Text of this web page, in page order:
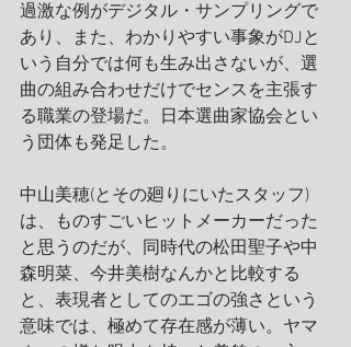
過激な例がデジタル・サンプリングで
あり、また、わかりやすい事象がDJと
いう自分では何も生み出さないが、選
曲の組み合わせだけでセンスを主張す
る職業の登場だ。日本選曲家協会とい
う団体も発足した。
中山美穂(とその廻りにいたスタッフ)
は、ものすごいヒットメーカーだった
と思うのだが、同時代の松田聖子や中
森明菜、今井美樹なんかと比較する
と、表現者としてのエゴの強さという
意味では、極めて存在感が薄い。ヤマ